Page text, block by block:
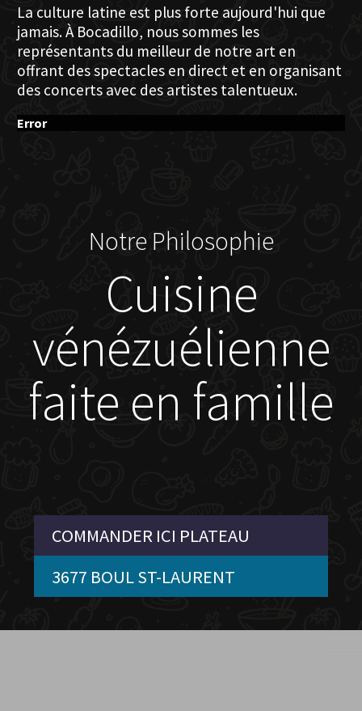
La culture latine est plus forte aujourd'hui que
jamais. À Bocadillo, nous sommes les
représentants du meilleur de notre art en
offrant des spectacles en direct et en organisant
des concerts avec des artistes talentueux.
Error
Notre Philosophie
Cuisine
vénézuélienne
faite en famille
COMMANDER ICI PLATEAU
3677 BOUL ST-LAURENT